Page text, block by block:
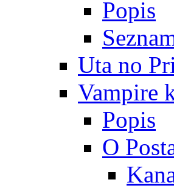
Popis
Uta no
Vampire
Popis
O